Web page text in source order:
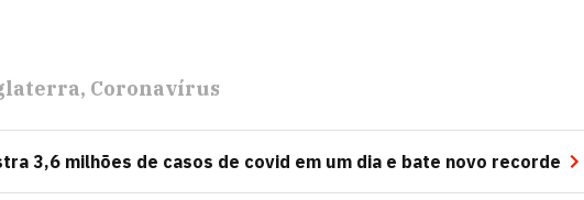
Coronavírus
3,6 milhões de casos de covid em um dia e bate novo recorde